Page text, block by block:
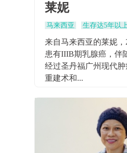
莱妮
马来西亚 生存达5年以
来自马来西亚的莱妮，
患有IIIB期乳腺癌，伴
经过圣丹福广州现代
重建术和...